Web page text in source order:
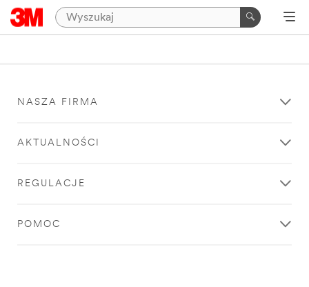
NASZA FIRMA
AKTUALNOŚCI
REGULACJE
POMOC